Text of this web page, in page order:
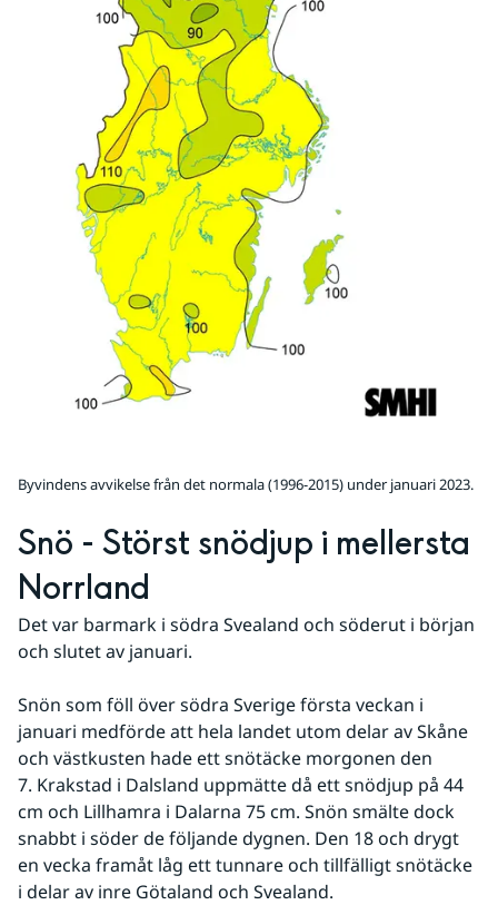
Byvindens avvikelse från det normala (1996-2015) under januari 2023.
Snö - Störst snödjup i mellersta
Norrland
Det var barmark i södra Svealand och söderut i början
och slutet av januari.
Snön som föll över södra Sverige första veckan i
januari medförde att hela landet utom delar av Skåne
och västkusten hade ett snötäcke morgonen den
7. Krakstad i Dalsland uppmätte då ett snödjup på 44
cm och Lillhamra i Dalarna 75 cm. Snön smälte dock
snabbt i söder de följande dygnen. Den 18 och drygt
en vecka framåt låg ett tunnare och tillfälligt snötäcke
i delar av inre Götaland och Svealand.